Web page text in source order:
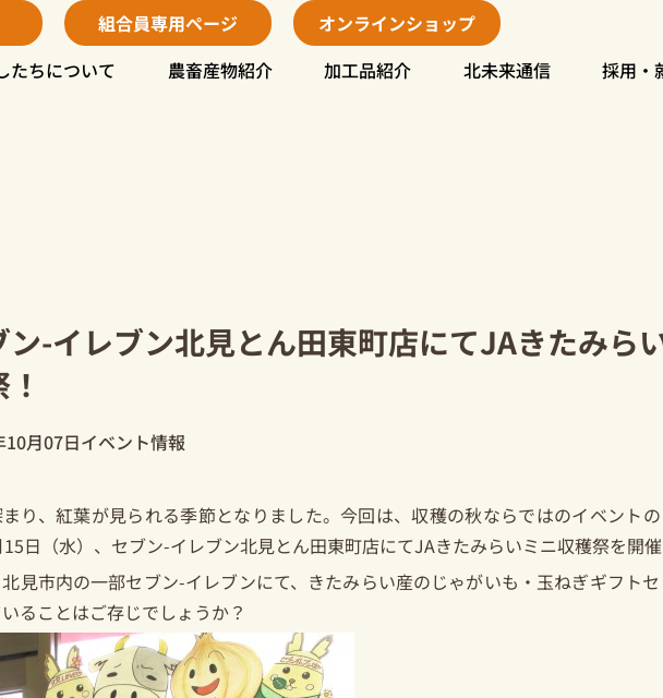
組合員専用ページ
オンラインショップ
たちについて
農畜産物紹介 加工品紹介 北未来通信 採用・
ン-イレブン北見とん田東町店にてJAきたみら
10月07日イベント情報
り、紅葉が見られる季節となりました。今回は、収穫の秋ならではのイベント
日（水）、セブン-イレブン北見とん田東町店にてJAきたみらいミニ収穫祭を開催
見市内の一部セブン-イレブンにて、きたみらい産のじゃがいも・玉ねぎギフト
ることはご存じでしょうか？